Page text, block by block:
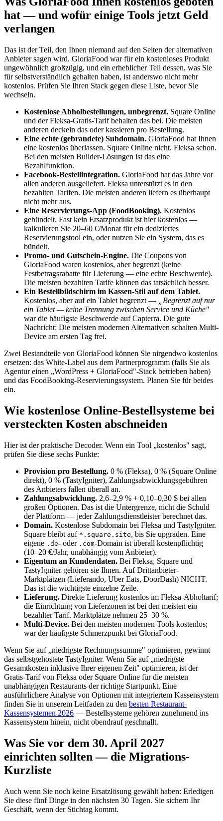
hat — und wofür einige Tools jetzt Geld
verlangen
Das ist der Teil, den Ihnen niemand auf den Seiten der alternativen
Anbieter sagen wird. GloriaFood war für ein kostenloses Produkt
ungewöhnlich großzügig, und ein erheblicher Teil dessen, was Sie
für selbstverständlich gehalten haben, ist anderswo nicht mehr
kostenlos. Prüfen Sie Ihren Stack gegen diese Liste, bevor Sie
wechseln.
Kostenlose Abholbestellungen, unbegrenzt. Square Online
und der Fleksa-Gratis-Tarif behalten das bei. Die meisten
anderen deckeln das oder kassieren pro Bestellung.
Eine echte (gebrandete) Subdomain. GloriaFood hat Ihnen
eine kostenlos überlassen. Square Online nicht. Fleksa schon.
Bei den meisten Builder-Lösungen ist das eine
Bezahlfunktion.
Facebook-Bestellintegration. GloriaFood hat das Jahre vor
allen anderen ausgeliefert. Fleksa unterstützt es in den
bezahlten Tarifen. Die meisten anderen liefern es überhaupt
nicht mehr aus.
Eine Reservierungs-App (FoodBooking). Kostenlos
gebündelt. Fast kein Ersatzprodukt ist hier kostenlos —
kalkulieren Sie 20–60 €/Monat für ein dediziertes
Reservierungstool ein, oder nutzen Sie ein System, das es
bündelt.
Promo- und Gutschein-Engine. Die Coupons von
GloriaFood waren kostenlos, aber begrenzt (keine
Festbetragsrabatte für Lieferung — eine echte Beschwerde).
Die meisten bezahlten Tarife können das tatsächlich besser.
Ein Bestellbildschirm im Kassen-Stil auf dem Tablet.
Kostenlos, aber auf ein Tablet begrenzt —
„Begrenzt auf nur
ein Tablet — keine Trennung zwischen Service und Küche"
war die häufigste Beschwerde auf Capterra. Die gute
Nachricht: Die meisten modernen Alternativen schalten Multi-
Device am ersten Tag frei.
Zwei Bestandteile von GloriaFood können Sie nirgendwo kostenlos
ersetzen: das White-Label aus dem Partnerprogramm (falls Sie als
Agentur einen „WordPress + GloriaFood"-Stack betrieben haben)
und das FoodBooking-Reservierungssystem. Planen Sie für beides
ein.
Wie kostenlose Online-Bestellsysteme bei
versteckten Kosten abschneiden
Hier ist der praktische Decoder. Wenn ein Tool „kostenlos" sagt,
prüfen Sie diese sechs Punkte:
Provision pro Bestellung. 0 % (Fleksa), 0 % (Square Online
direkt), 0 % (TastyIgniter), Zahlungsabwicklungsgebühren
des Anbieters fallen überall an.
Zahlungsabwicklung. 2,6–2,9 % + 0,10–0,30 $ bei allen
großen Optionen. Das ist die Untergrenze, nicht die Schuld
der Plattform — jeder Zahlungsdienstleister berechnet das.
Domain. Kostenlose Subdomain bei Fleksa und TastyIgniter.
Square bleibt auf *.square.site, bis Sie upgraden. Eine
eigene .de- oder .com-Domain ist überall kostenpflichtig
(10–20 €/Jahr, unabhängig vom Anbieter).
Eigentum an Kundendaten. Bei Fleksa, Square und
TastyIgniter gehören sie Ihnen. Auf Drittanbieter-
Marktplätzen (Lieferando, Uber Eats, DoorDash) NICHT.
Das ist die wichtigste einzelne Zeile.
Lieferung. Direkte Lieferung kostenlos im Fleksa-Abholtarif;
die Einrichtung von Lieferzonen ist bei den meisten ein
bezahlter Tarif. Marktplätze nehmen 25–30 %.
Multi-Device. Bei den meisten modernen Tools kostenlos;
war der häufigste Schmerzpunkt bei GloriaFood.
Wenn Sie auf „niedrigste Rechnungssumme" optimieren, gewinnt
das selbstgehostete TastyIgniter. Wenn Sie auf „niedrigste
Gesamtkosten inklusive Ihrer eigenen Zeit" optimieren, ist der
Gratis-Tarif von Fleksa oder Square Online für die meisten
unabhängigen Restaurants der richtige Startpunkt. Eine
ausführlichere Analyse von Optionen mit integriertem Kassensystem
finden Sie in unserem Leitfaden zu den besten Restaurant-
Kassensystemen 2026 — Bestellsysteme gehören zunehmend ins
Kassensystem hinein, nicht obendrauf geschnallt.
Was Sie vor dem 30. April 2027
einrichten sollten — die Migrations-
Kurzliste
Auch wenn Sie noch keine Ersatzlösung gewählt haben: Erledigen
Sie diese fünf Dinge in den nächsten 30 Tagen. Sie sichern Ihr
Geschäft, wenn der Stichtag kommt.